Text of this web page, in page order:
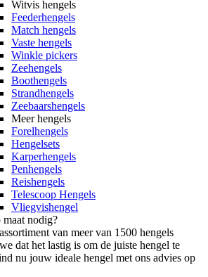
Witvis hengels
Feederhengels
Match hengels
Vaste hengels
Winkle pickers
Zeehengels
Boothengels
Strandhengels
Zeebaarshengels
Meer hengels
Forelhengels
Hengelsets
Karperhengels
Penhengels
Reishengels
Telescoop Hengels
Vliegvishengel
nodig?
van meer van 1500 hengels
dat het lastig is om de juiste hengel te
nu jouw ideale hengel met ons advies op